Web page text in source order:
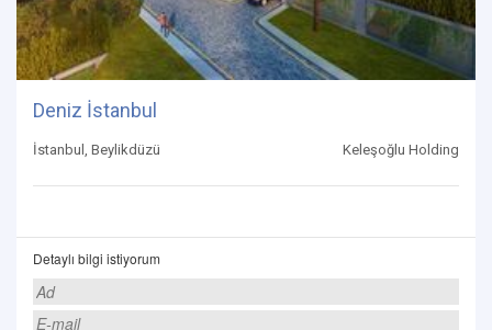
Deniz İstanbul
İstanbul, Beylikdüzü Keleşoğlu Holding
Detaylı bilgi istiyorum